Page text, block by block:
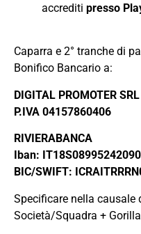
accrediti presso
Caparra e 2° tranche di
Bonifico Bancario a:
DIGITAL PROMOTER SRL
P.IVA 04157860406
RIVIERABANCA
Iban:
BIC/SWIFT:
Specificare nella causale
Società/Squadra +